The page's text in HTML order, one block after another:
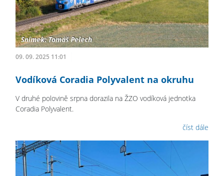
09. 09. 2025 11:01
Vodíková Coradia Polyvalent na okruhu
V druhé polovině srpna dorazila na ŽZO vodíková jednotka
Coradia Polyvalent.
číst dále